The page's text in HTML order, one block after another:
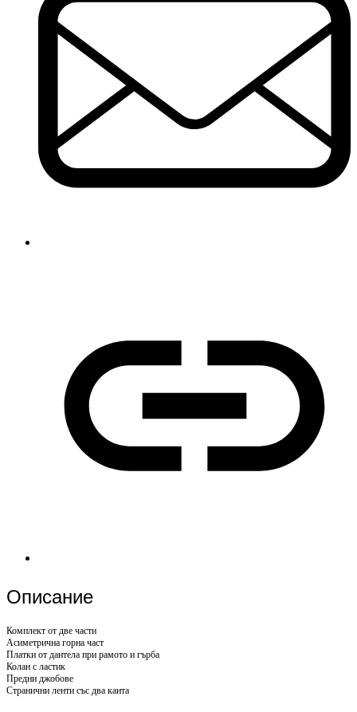
Описание
Комплект от две части
Асиметрична горна част
Платки от дантела при рамото и гърба
Колан с ластик
Предни джобове
Странични ленти със два канта